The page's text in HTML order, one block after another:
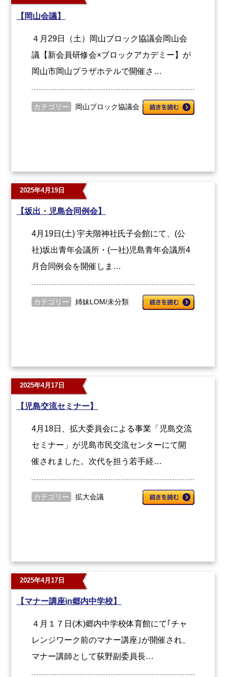
【岡山会議】
４月29日（土）岡山ブロック協議会岡山会
議【新会員研修会×ブロックアカデミー】が
岡山市岡山プラザホテルで開催さ…
カテゴリー 岡山ブロック協議会
2025年4月19日
【坂出・児島合同例会】
4月19日(土) 宇夫階神社氏子会館にて、(公
社)坂出青年会議所・(一社)児島青年会議所4
月合同例会を開催しま…
カテゴリー 姉妹LOM/未分類
2025年4月17日
【児島交流セミナー】
4月18日、拡大委員会による事業「児島交流
セミナー」が児島市民交流センターにて開
催されました。次代を担う若手経…
カテゴリー 拡大会議
2025年4月17日
【マナー講座in郷内中学校】
４月１７日(木)郷内中学校体育館にて｢チャ
レンジワーク前のマナー講座｣が開催され、
マナー講師として荻野副委員長…